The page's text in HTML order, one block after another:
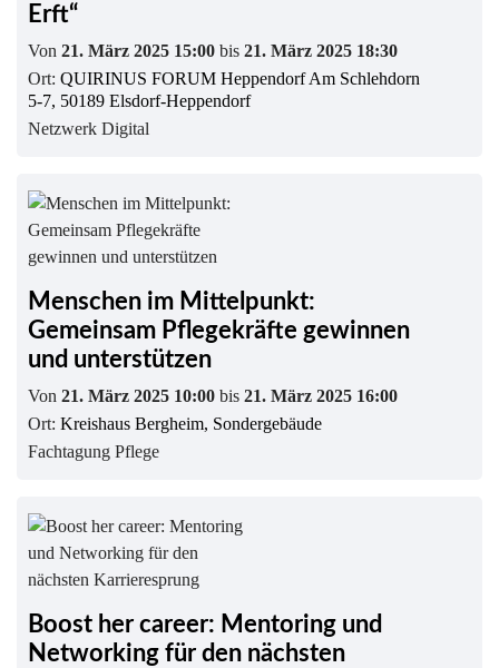
Erft“
Von 21. März 2025 15:00 bis 21. März 2025 18:30
Ort: QUIRINUS FORUM Heppendorf Am Schlehdorn
5-7, 50189 Elsdorf-Heppendorf
Netzwerk Digital
Menschen im Mittelpunkt:
Gemeinsam Pflegekräfte gewinnen
und unterstützen
Von 21. März 2025 10:00 bis 21. März 2025 16:00
Ort: Kreishaus Bergheim, Sondergebäude
Fachtagung Pflege
Boost her career: Mentoring und
Networking für den nächsten